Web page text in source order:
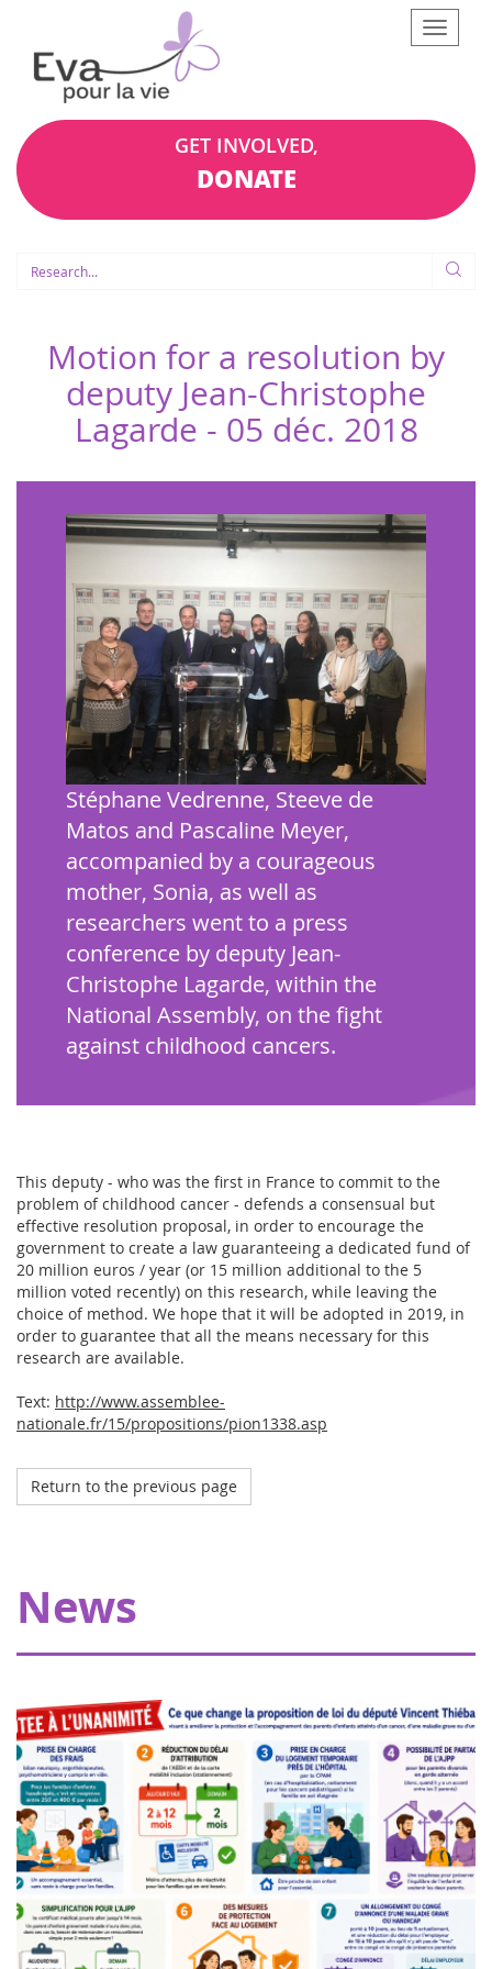
Afficher
le
GET INVOLVED,
DONATE
Motion for a resolution by
deputy Jean-Christophe
Lagarde - 05 déc. 2018
Stéphane Vedrenne, Steeve de
Matos and Pascaline Meyer,
accompanied by a courageous
mother, Sonia, as well as
researchers went to a press
conference by deputy Jean-
Christophe Lagarde, within the
National Assembly, on the fight
against childhood cancers.
This deputy - who was the first in France to commit to the
problem of childhood cancer - defends a consensual but
effective resolution proposal, in order to encourage the
government to create a law guaranteeing a dedicated fund of
20 million euros / year (or 15 million additional to the 5
million voted recently) on this research, while leaving the
choice of method. We hope that it will be adopted in 2019, in
order to guarantee that all the means necessary for this
research are available.
Text: http://www.assemblee-
nationale.fr/15/propositions/pion1338.asp
Return to the previous page
News
of €20,000 allowing Pharmavie to set up a space
dedicated to young patients suffering from cancer, within